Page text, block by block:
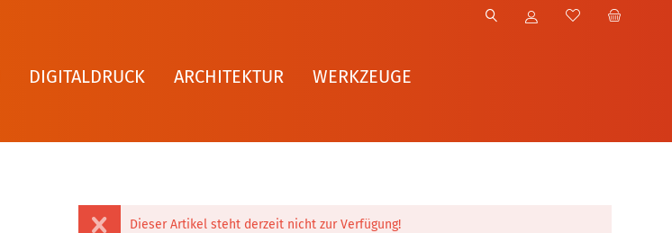
DIGITALDRUCK ARCHITEKTUR WERKZEUGE
Dieser Artikel steht derzeit nicht zur Verfügung!